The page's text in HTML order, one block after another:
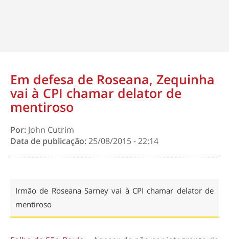
Em defesa de Roseana, Zequinha
vai à CPI chamar delator de
mentiroso
Por: John Cutrim
Data de publicação:25/08/2015 - 22:14
Irmão de Roseana Sarney vai à CPI chamar delator de
mentiroso